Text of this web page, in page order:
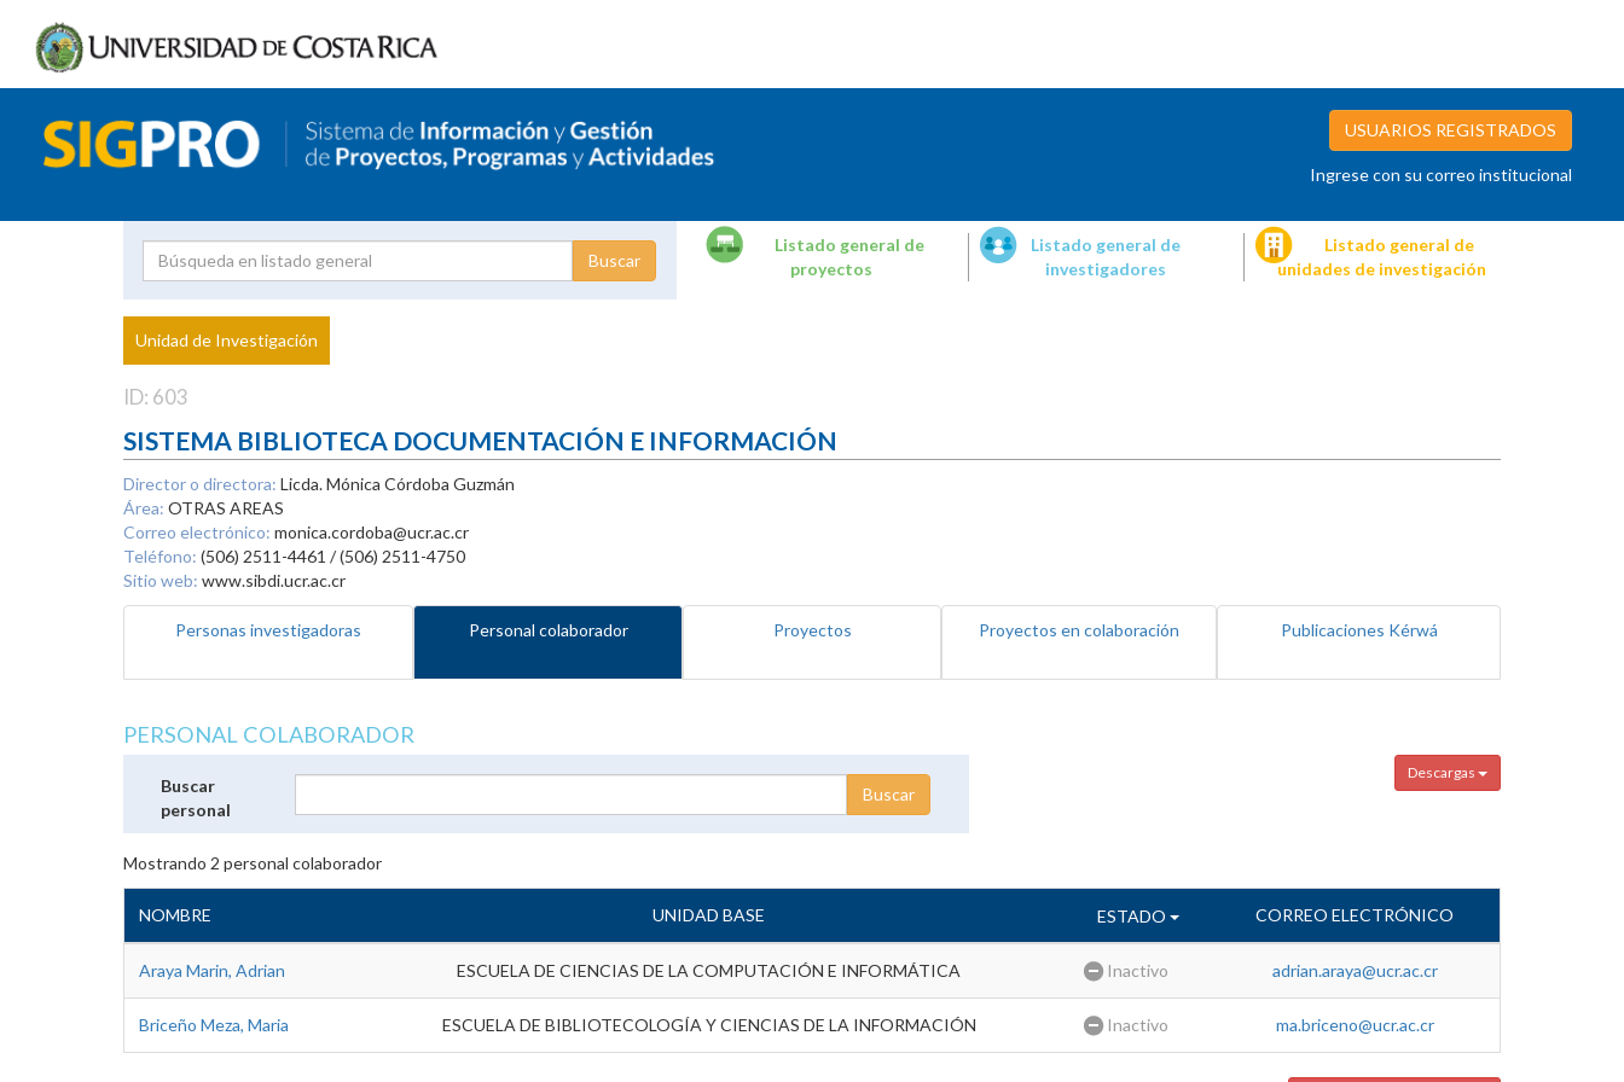
USUARIOS REGISTRADOS
Ingrese con su correo institucional
Proyecto
Investigador
Listado general de
proyectos
Listado general de
investigadores
Listado general de
unidades de investigación
Unidad de Investigación
ID: 603
SISTEMA BIBLIOTECA DOCUMENTACIÓN E INFORMACIÓN
Director o directora: Licda. Mónica Córdoba Guzmán
Área: OTRAS AREAS
Correo electrónico: monica.cordoba@ucr.ac.cr
Teléfono: (506) 2511-4461 / (506) 2511-4750
Sitio web: www.sibdi.ucr.ac.cr
Personas investigadoras Personal colaborador Proyectos Proyectos en colaboración Publicaciones Kérwá
PERSONAL COLABORADOR
Descargas
Buscar
personal
Mostrando 2 personal colaborador
NOMBRE UNIDAD BASE ESTADO CORREO ELECTRÓNICO
Araya Marin, Adrian ESCUELA DE CIENCIAS DE LA COMPUTACIÓN E INFORMÁTICA Inactivo adrian.araya@ucr.ac.cr
Briceño Meza, Maria ESCUELA DE BIBLIOTECOLOGÍA Y CIENCIAS DE LA INFORMACIÓN Inactivo ma.briceno@ucr.ac.cr